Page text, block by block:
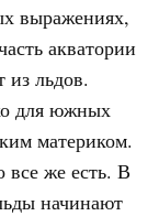
выражениях,
акватории
из льдов.
для южных
материком.
все же есть. В
начинают